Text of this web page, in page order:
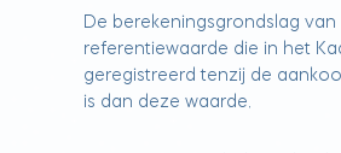
De berekeningsgrondslag van
referentiewaarde die in het
geregistreerd tenzij de
is dan deze waarde.